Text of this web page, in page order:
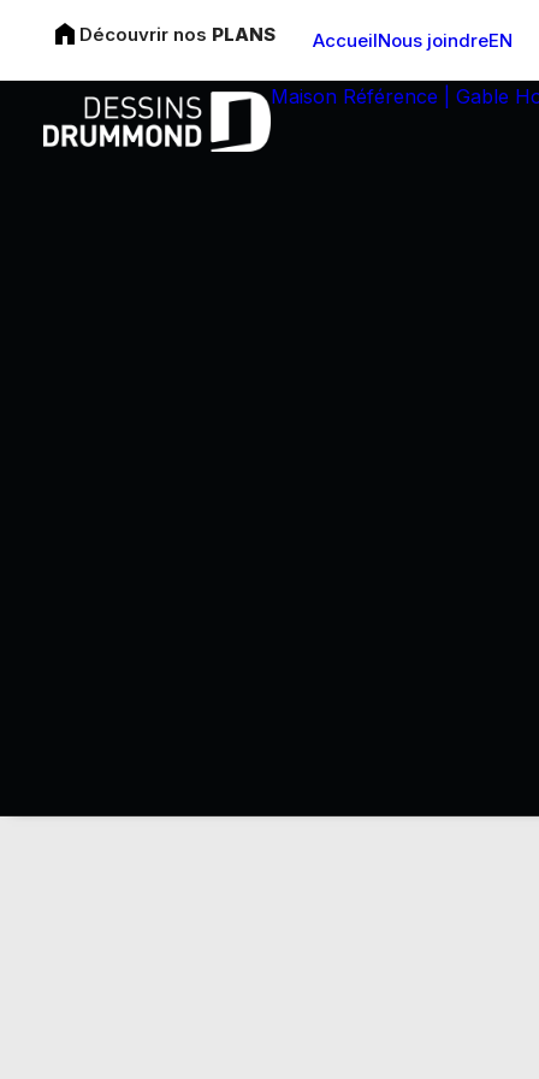
Découvrir nos PLANS AccueilNous joindreEN
Maison Référence | Gable